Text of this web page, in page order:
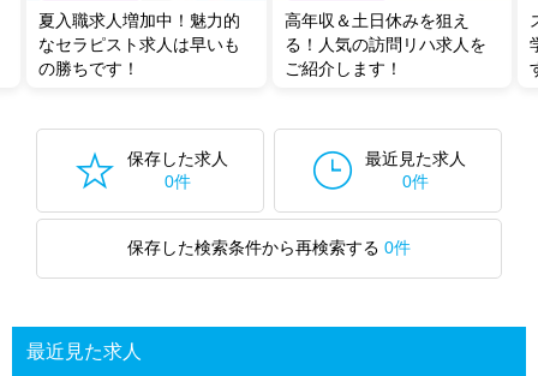
夏入職求人増加中！魅力的
なセラピスト求人は早いも
の勝ちです！
高年収＆土日休みを狙え
る！人気の訪問リハ求人を
ご紹介します！
保存した求人
0件
最近見た求人
0件
保存した検索条件から再検索する 0件
最近見た求人